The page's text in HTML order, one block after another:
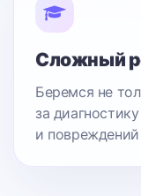
Сложный
Беремся не
за
и повреждений